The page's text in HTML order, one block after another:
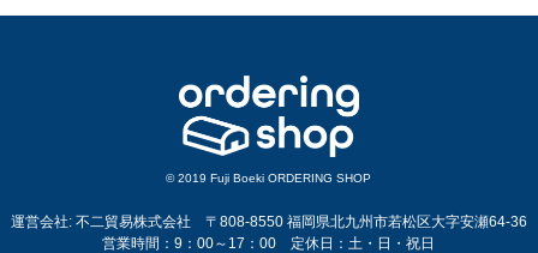
© 2019 Fuji Boeki ORDERING SHOP
運営会社: 不二貿易株式会社 〒808-8550 福岡県北九州市若松区大字安瀬64-36
営業時間：9：00～17：00 定休日：土・日・祝日